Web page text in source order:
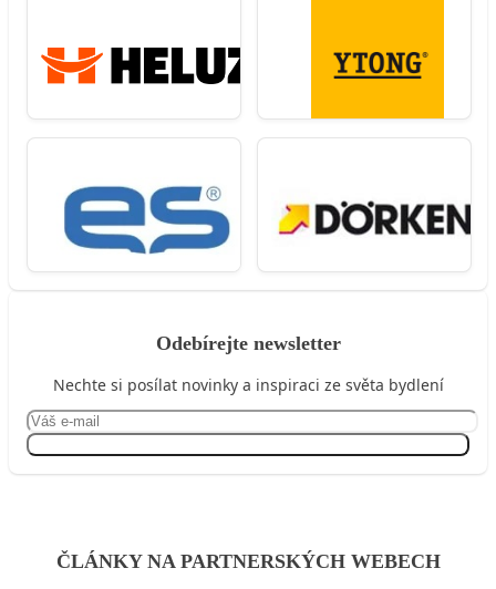
Odebírejte newsletter
Nechte si posílat novinky a inspiraci ze světa bydlení
ČLÁNKY NA PARTNERSKÝCH WEBECH